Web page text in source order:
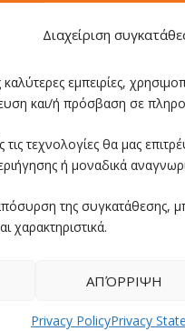
Διαχείριση
εμπειρίες,
και/ή πρόσβαση σε
τεχνολογίες θα μας
ή μοναδικά
της συγκατάθεσης,
χαρακτηριστικά.
ΑΠΌΡΡΙΨΗ
Privacy PolicyPrivacy
σχολιάζουν
τη
εστιάζει η
3, 2026